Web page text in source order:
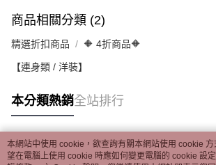
商品相關分類 (2)
精選折扣商品 🔶 4折商品🔶
【連身類 / 洋裝】
本分類熱銷全站排行
熱門標籤
本網站中使用 cookie，欲查詢有關本網站使用 cookie
望在電腦上使用 cookie 時應如何變更電腦的 cookie 設